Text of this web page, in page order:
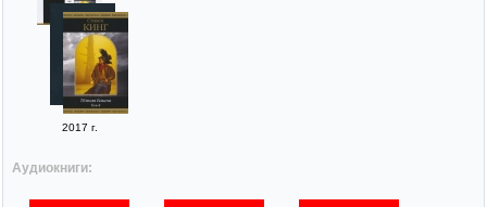
2017 г.
Аудиокниги: